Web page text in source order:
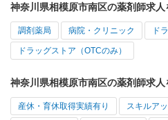
神奈川県相模原市南区の薬剤師求
調剤薬局 病院・クリニック ド
ドラッグストア（OTCのみ）
神奈川県相模原市南区の薬剤師求
産休・育休取得実績有り スキルア